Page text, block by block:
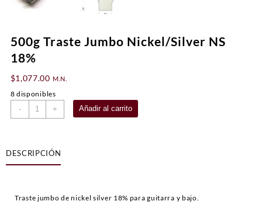
500g Traste Jumbo Nickel/Silver NS
18%
$1,077.00 M.N.
8 disponibles
-
500g
Traste
NS
18%
+ Añadir al carrito
DESCRIPCIÓN
Traste jumbo de nickel silver 18% para guitarra y bajo.